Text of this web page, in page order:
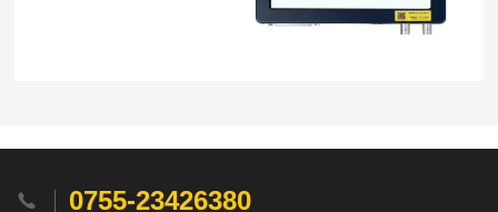
 0755-23426380